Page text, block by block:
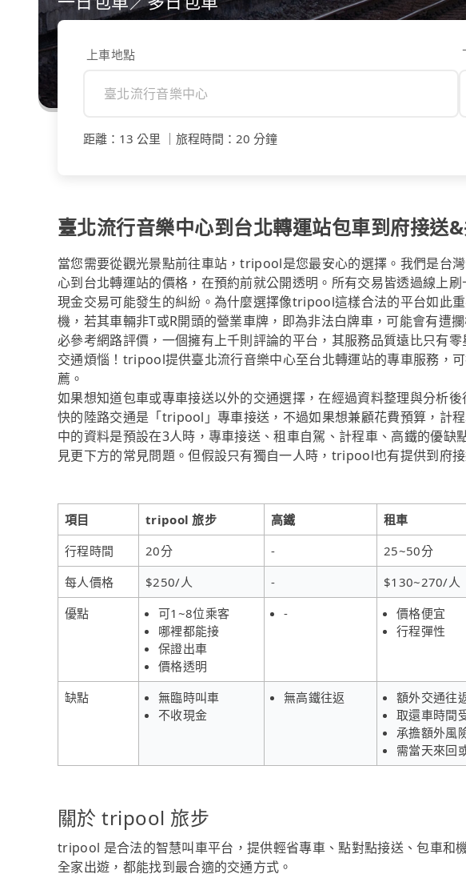
上車地點
距離 ： 13 公里 旅程時間 ： 20 分鐘
臺北流行音樂中心到台北轉運站包車到府接送
當您需要從觀光景點前往車站，tripool是您最安心的選擇。我們是台
心到台北轉運站的價格，在預約前就公開透明。所有交易皆透過線上
現金交易可能發生的糾紛。為什麼選擇像tripool這樣合法的平台如此
機，若其車輛非T或R開頭的營業車牌，即為非法白牌車，可能會有遭
必參考網路評價，一個擁有上千則評論的平台，其服務品質遠比只有
交通煩惱！tripool提供臺北流行音樂中心至台北轉運站的專車服務，
薦。
如果想知道包車或專車接送以外的交通選擇，在經過資料整理與分析
快的陸路交通是「tripool」專車接送，不過如果想兼顧花費預算，計
中的資料是預設在3人時，專車接送、租車自駕、計程車、高鐵的優缺
見更下方的常見問題。但假設只有獨自一人時，tripool也有提供到府接
項目 tripool 旅步 高鐵 租車
行程時間
20分 - 25~50分
每人價格
$250/人 - $130~270/人
優點
可1~8位乘客
哪裡都能接
保證出車
價格透明
-
價格便宜
行程彈性
缺點
無臨時叫車
不收現金
無高鐵往返
額外交通往
取還車時間
承擔額外風
需當天來回
關於 tripool 旅步
tripool 是合法的智慧叫車平台，提供輕省專車、點對點接送、包車和
全家出遊，都能找到最合適的交通方式。